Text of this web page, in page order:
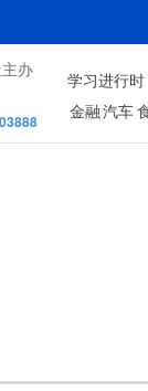
办
学习进行时
金融汽车